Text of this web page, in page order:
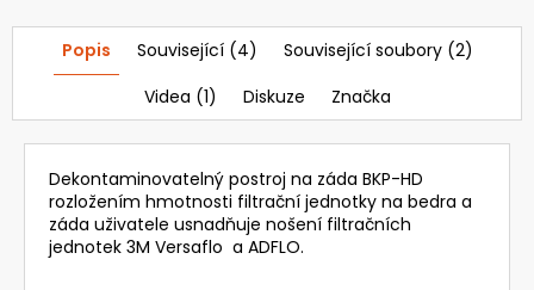
Popis Související (4)
Související soubory (2)
Videa (1)
Diskuze Značka
Dekontaminovatelný postroj na záda BKP-HD
rozložením hmotnosti filtrační jednotky na bedra a
záda uživatele usnadňuje nošení filtračních
jednotek 3M Versaflo a ADFLO.